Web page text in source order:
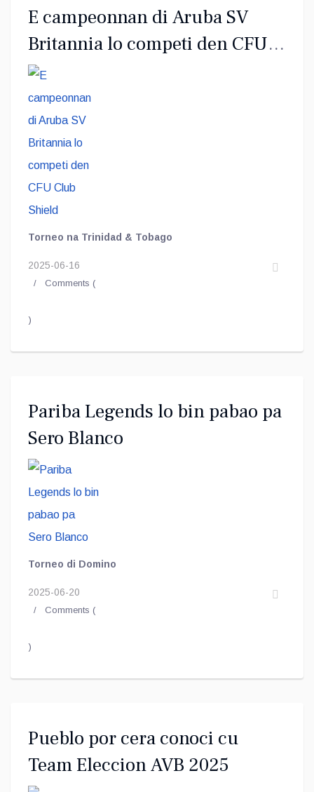
E campeonnan di Aruba SV
Britannia lo competi den CFU
Club Shield
Torneo na Trinidad & Tobago
2025-06-16
Comments (
)
Pariba Legends lo bin pabao pa
Sero Blanco
Torneo di Domino
2025-06-20
Comments (
)
Pueblo por cera conoci cu
Team Eleccion AVB 2025